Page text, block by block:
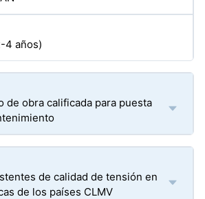
4 años)
de obra calificada para puesta
de calidad de tensión en
de los países CLMV